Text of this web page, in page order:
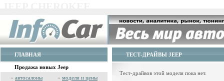
ГЛАВНАЯ
Продажа новых Jeep
» автосалоны » модели и цены
ТЕСТ-ДРАЙВЫ JEEP
Тест-драйвов этой модели пока нет.